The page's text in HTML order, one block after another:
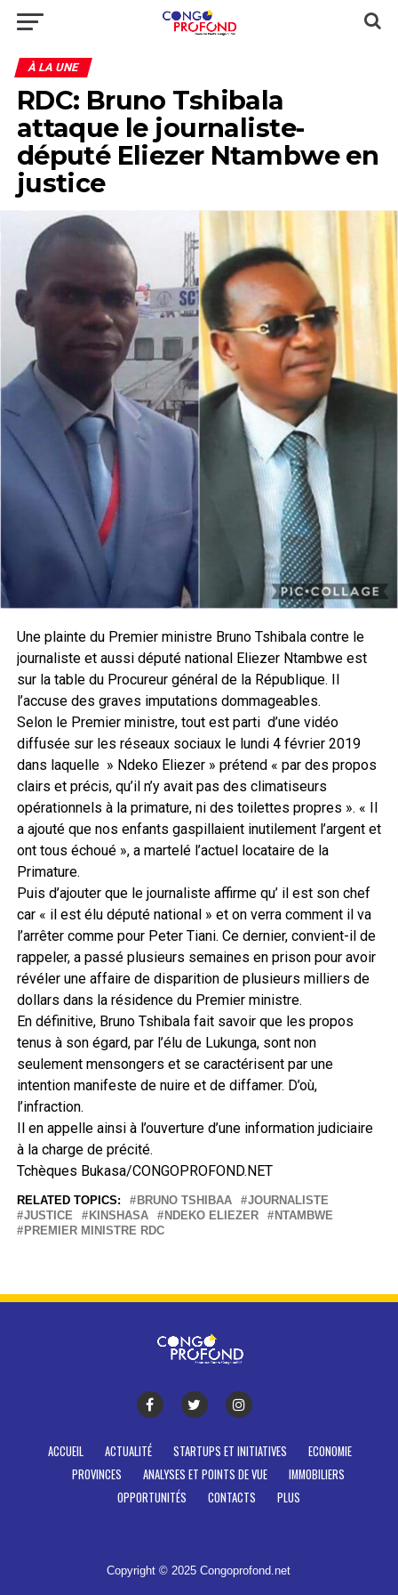
À LA UNE
RDC: Bruno Tshibala
attaque le journaliste-
député Eliezer Ntambwe en
justice
Une plainte du Premier ministre Bruno Tshibala contre le
journaliste et aussi député national Eliezer Ntambwe est
sur la table du Procureur général de la République. Il
l’accuse des graves imputations dommageables.
Selon le Premier ministre, tout est parti d’une vidéo
diffusée sur les réseaux sociaux le lundi 4 février 2019
dans laquelle » Ndeko Eliezer » prétend « par des propos
clairs et précis, qu’il n’y avait pas des climatiseurs
opérationnels à la primature, ni des toilettes propres ». « Il
a ajouté que nos enfants gaspillaient inutilement l’argent et
ont tous échoué », a martelé l’actuel locataire de la
Primature.
Puis d’ajouter que le journaliste affirme qu’ il est son chef
car « il est élu député national » et on verra comment il va
l’arrêter comme pour Peter Tiani. Ce dernier, convient-il de
rappeler, a passé plusieurs semaines en prison pour avoir
révéler une affaire de disparition de plusieurs milliers de
dollars dans la résidence du Premier ministre.
En définitive, Bruno Tshibala fait savoir que les propos
tenus à son égard, par l’élu de Lukunga, sont non
seulement mensongers et se caractérisent par une
intention manifeste de nuire et de diffamer. D’où,
l’infraction.
Il en appelle ainsi à l’ouverture d’une information judiciaire
à la charge de précité.
Tchèques Bukasa/CONGOPROFOND.NET
RELATED TOPICS: BRUNO TSHIBAA
JOURNALISTE
JUSTICE
KINSHASA NDEKO ELIEZER
NTAMBWE
PREMIER MINISTRE RDC
ACCUEIL ACTUALITÉ STARTUPS ET INITIATIVES
ECONOMIE
PROVINCES
ANALYSES ET POINTS DE VUE
IMMOBILIERS
OPPORTUNITÉS
CONTACTS PLUS
Copyright © 2025 Congoprofond.net